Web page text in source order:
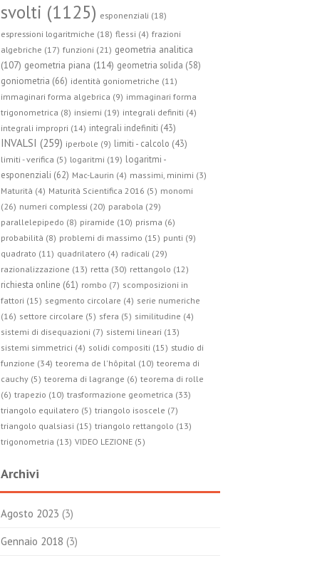
svolti (1125) esponenziali (18)
espressioni logaritmiche (18) flessi (4) frazioni
algebriche (17) funzioni (21) geometria analitica
(107) geometria piana (114) geometria solida (58)
goniometria (66) identità goniometriche (11)
immaginari forma algebrica (9) immaginari forma
trigonometrica (8) insiemi (19) integrali definiti (4)
integrali impropri (14) integrali indefiniti (43)
INVALSI (259) iperbole (9) limiti - calcolo (43)
limiti - verifica (5) logaritmi (19) logaritmi -
esponenziali (62) Mac-Laurin (4) massimi, minimi (3)
Maturità (4) Maturità Scientifica 2016 (5) monomi
(26) numeri complessi (20) parabola (29)
parallelepipedo (8) piramide (10) prisma (6)
probabilità (8) problemi di massimo (15) punti (9)
quadrato (11) quadrilatero (4) radicali (29)
razionalizzazione (13) retta (30) rettangolo (12)
richiesta online (61) rombo (7) scomposizioni in
fattori (15) segmento circolare (4) serie numeriche
(16) settore circolare (5) sfera (5) similitudine (4)
sistemi di disequazioni (7) sistemi lineari (13)
sistemi simmetrici (4) solidi compositi (15) studio di
funzione (34) teorema de l'hôpital (10) teorema di
cauchy (5) teorema di lagrange (6) teorema di rolle
(6) trapezio (10) trasformazione geometrica (33)
triangolo equilatero (5) triangolo isoscele (7)
triangolo qualsiasi (15) triangolo rettangolo (13)
trigonometria (13) VIDEO LEZIONE (5)
Archivi
Agosto 2023 (3)
Gennaio 2018 (3)